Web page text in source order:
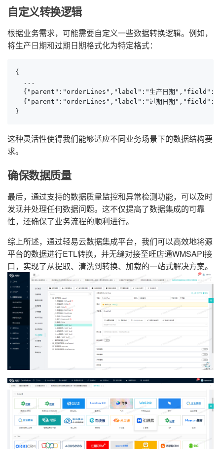
自定义转换逻辑
根据业务需求，可能需要自定义一些数据转换逻辑。例如，
将生产日期和过期日期格式化为特定格式：
{
  ...
{"parent":"orderLines","label":"生产日期
{"parent":"orderLines","label":"过期日期
}
这种灵活性使得我们能够适应不同业务场景下的数据结构要
求。
确保数据质量
最后，通过支持的数据质量监控和异常检测功能，可以及时
发现并处理任何数据问题。这不仅提高了数据集成的可靠
性，还确保了业务流程的顺利进行。
综上所述，通过轻易云数据集成平台，我们可以高效地将源
平台的数据进行ETL转换，并无缝对接至旺店通WMSAPI接
口，实现了从提取、清洗到转换、加载的一站式解决方案。